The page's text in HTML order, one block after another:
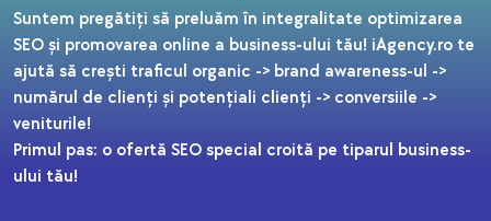
Suntem pregătiți să preluăm în integralitate optimizarea
SEO și promovarea online a business-ului tău! iAgency.ro te
ajută să crești traficul organic -> brand awareness-ul ->
numărul de clienți și potențiali clienți -> conversiile ->
veniturile!
Primul pas: o ofertă SEO special croită pe tiparul business-
ului tău!